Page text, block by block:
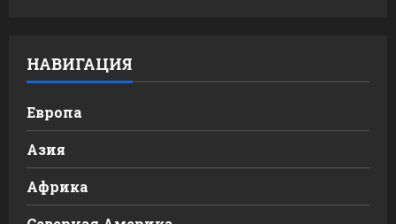
НАВИГАЦИЯ
Европа
Азия
Африка